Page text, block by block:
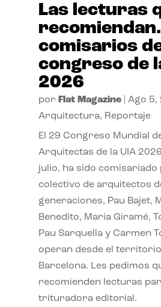
Las lecturas
comisarios
congreso de
2026
por Flat Magazine| Ago 5,
Arquitectura, Reportaje
El 29 Congreso Mundial
Arquitectas de la UIA
julio, ha sido comisariado
colectivo de arquitectos
generaciones, Pau Bajet,
Benedito, Maria Giramé,
Pau Sarquella y Carmen
operan desde el
Barcelona. Les pedimos
recomienden lecturas
trituradora editorial.